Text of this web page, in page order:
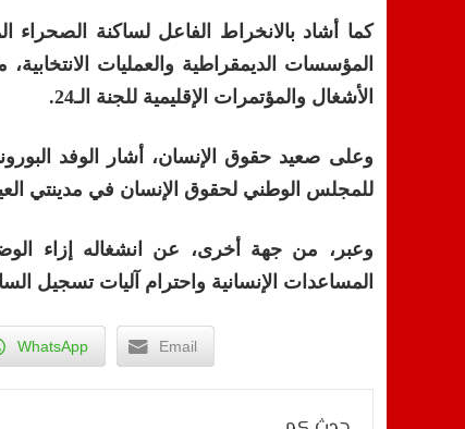
كما أشاد بالانخراط الفاعل لساكنة الصحراء
المؤسسات الديمقراطية والعمليات
الأشغال والمؤتمرات الإقليمية للجنة الـ24.
وعلى صعيد حقوق الإنسان، أشار الوفد
للمجلس الوطني لحقوق الإنسان في مدينتي
وعبر، من جهة أخرى، عن انشغاله إزاء
المساعدات الإنسانية واحترام آليات تسجيل
WhatsApp Email